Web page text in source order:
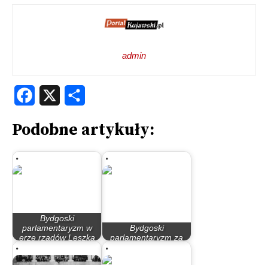
admin
Facebook
Podobne artykuły:
Bydgoski
parlamentaryzm w
erze rządów Leszka
Bydgoski
parlamentaryzm za